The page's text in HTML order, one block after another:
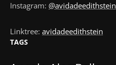
Instagram: @avidadeedithstein
Linktree: avidadeedithstein
TAGS